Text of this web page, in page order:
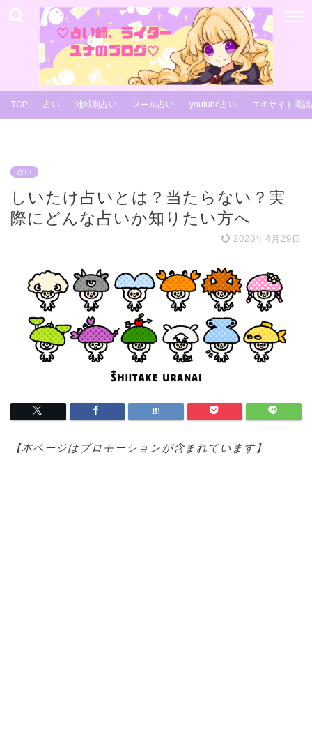
TOP 占い 地域別占い メール占い youtube占い エキサイト電
占い
しいたけ占いとは？当たらない？実
際にどんな占いか知りたい方へ
2020年4月29日
【本ページはプロモーションが含まれています】